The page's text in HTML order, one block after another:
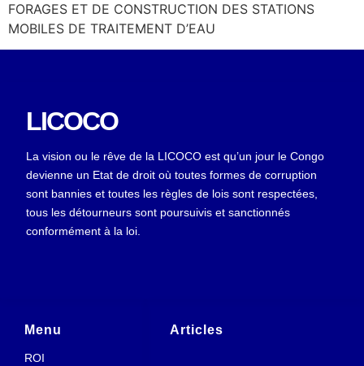
FORAGES ET DE CONSTRUCTION DES STATIONS
MOBILES DE TRAITEMENT D’EAU
Articles
Menu
ROI
LICOCO
La vision ou le rêve de la LICOCO est qu’un jour le Congo
devienne un Etat de droit où toutes formes de corruption
sont bannies et toutes les règles de lois sont respectées,
tous les détourneurs sont poursuivis et sanctionnés
conformément à la loi.